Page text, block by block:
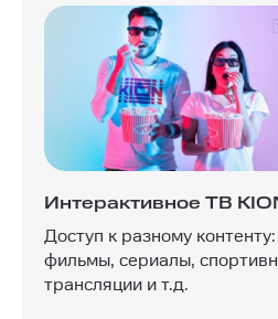
Интерактивное ТВ
Доступ к разному контенту:
фильмы, сериалы,
трансляции и т.д.